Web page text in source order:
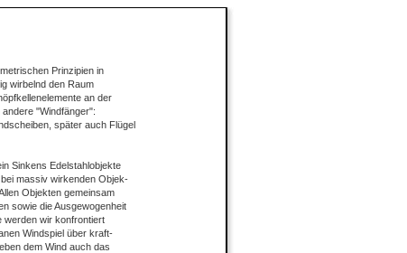
Prinzipien in
wirbelnd den Raum
an der
"Windfänger":
später auch Flügel
Sinkens Edelstahlobjekte
massiv wirkenden Objek-
Objekten gemeinsam
sowie die Ausgewogenheit
werden wir konfrontiert
Windspiel über kraft-
dem Wind auch das